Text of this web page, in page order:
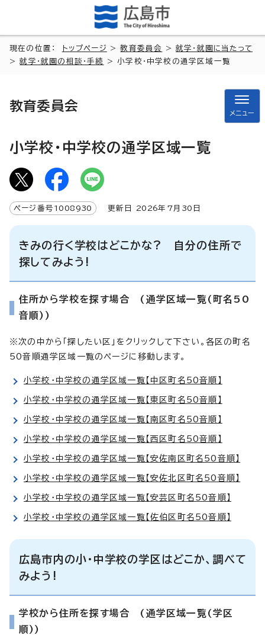
現在の位置： トップページ >教育委員会 >就学・就園に当たって
>就学・就園の相談・手続 > 小学校・中学校の通学区域一覧
教育委員会
メニュー
小学校・中学校の通学区域一覧
ページ番号 1008930 更新日 2026年7月 30 日
きみの行く学校はどこかな? 自分の住所で
探してみよう!
住所から学校を探す場合 (通学区域一覧(町名50
音順))
※次の中から「探したい区」をクリックして下さい。各区の町名
50音順通学区域一覧のページに移動します。
小学校・中学校の通学区域一覧【中区町名50音順】
小学校・中学校の通学区域一覧【東区町名50音順】
小学校・中学校の通学区域一覧【南区町名50音順】
小学校・中学校の通学区域一覧【西区町名50音順】
小学校・中学校の通学区域一覧【安佐南区町名50音順】
小学校・中学校の通学区域一覧【安佐北区町名50音順】
小学校・中学校の通学区域一覧【安芸区町名50音順】
小学校・中学校の通学区域一覧【佐伯区町名50音順】
広島市内の小・中学校の学区はどこか、調べて
みよう!
学校から住所を探す場合 (通学区域一覧(学区
順))